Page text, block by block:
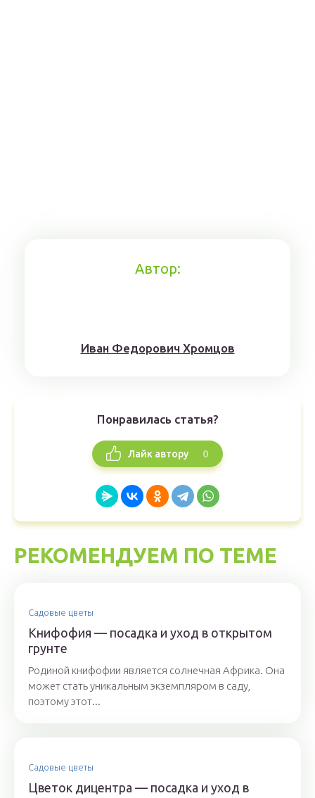
Автор:
Иван Федорович Хромцов
Понравилась статья?
Лайк автору 0
РЕКОМЕНДУЕМ ПО ТЕМЕ
Садовые цветы
Книфофия — посадка и уход в открытом
грунте
Родиной книфофии является солнечная Африка. Она
может стать уникальным экземпляром в саду,
поэтому этот...
Садовые цветы
Цветок дицентра — посадка и уход в